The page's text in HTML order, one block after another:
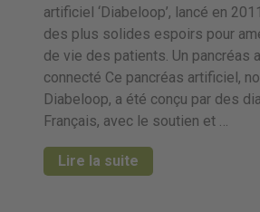
artificiel ‘Diabeloop’, lancé en
des plus solides espoirs pour
de vie des patients. Un pancréas
connecté Ce pancréas artificiel,
Diabeloop, a été conçu par des
Français, avec le soutien et …
Lire la suite